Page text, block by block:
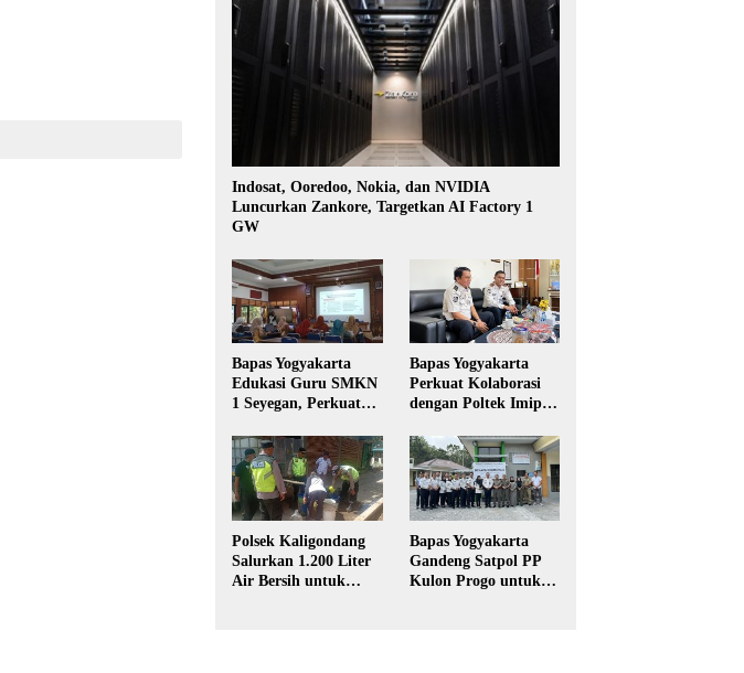
Indosat, Ooredoo, Nokia, dan NVIDIA
Luncurkan Zankore, Targetkan AI Factory 1
GW
Bapas Yogyakarta
Edukasi Guru SMKN
1 Seyegan, Perkuat
Hukum di Sekolah
Bapas Yogyakarta
Perkuat Kolaborasi
dengan Poltek Imipas,
Magang Taruna
Polsek Kaligondang
Salurkan 1.200 Liter
Air Bersih untuk
Bapas Yogyakarta
Gandeng Satpol PP
Kulon Progo untuk